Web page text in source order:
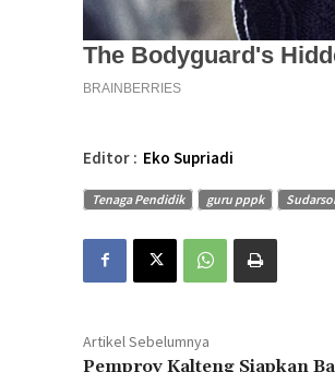
Editor : Eko Supriadi
Tenaga Pendidik guru pppk
Artikel Sebelumnya
Pemprov Kalteng Siapkan